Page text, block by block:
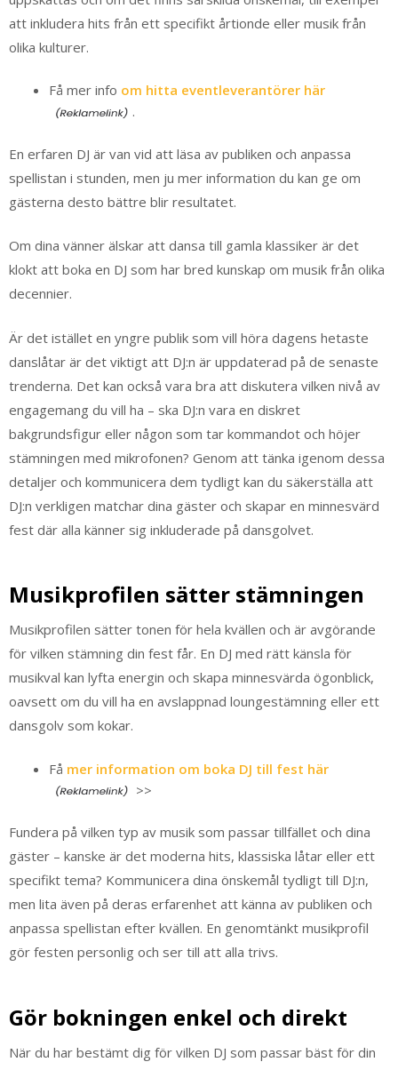
att inkludera hits från ett specifikt årtionde eller musik från
olika kulturer.
Få mer info om hitta eventleverantörer här
.
En erfaren DJ är van vid att läsa av publiken och anpassa
spellistan i stunden, men ju mer information du kan ge om
gästerna desto bättre blir resultatet.
Om dina vänner älskar att dansa till gamla klassiker är det
klokt att boka en DJ som har bred kunskap om musik från olika
decennier.
Är det istället en yngre publik som vill höra dagens hetaste
danslåtar är det viktigt att DJ:n är uppdaterad på de senaste
trenderna. Det kan också vara bra att diskutera vilken nivå av
engagemang du vill ha – ska DJ:n vara en diskret
bakgrundsfigur eller någon som tar kommandot och höjer
stämningen med mikrofonen? Genom att tänka igenom dessa
detaljer och kommunicera dem tydligt kan du säkerställa att
DJ:n verkligen matchar dina gäster och skapar en minnesvärd
fest där alla känner sig inkluderade på dansgolvet.
Musikprofilen sätter stämningen
Musikprofilen sätter tonen för hela kvällen och är avgörande
för vilken stämning din fest får. En DJ med rätt känsla för
musikval kan lyfta energin och skapa minnesvärda ögonblick,
oavsett om du vill ha en avslappnad loungestämning eller ett
dansgolv som kokar.
Få mer information om boka DJ till fest här
>>
Fundera på vilken typ av musik som passar tillfället och dina
gäster – kanske är det moderna hits, klassiska låtar eller ett
specifikt tema? Kommunicera dina önskemål tydligt till DJ:n,
men lita även på deras erfarenhet att känna av publiken och
anpassa spellistan efter kvällen. En genomtänkt musikprofil
gör festen personlig och ser till att alla trivs.
Gör bokningen enkel och direkt
När du har bestämt dig för vilken DJ som passar bäst för din